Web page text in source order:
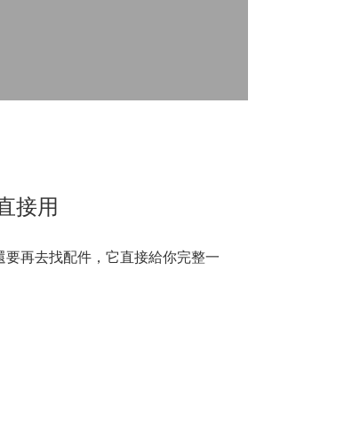
接用
再去找配件，它直接給你完整一